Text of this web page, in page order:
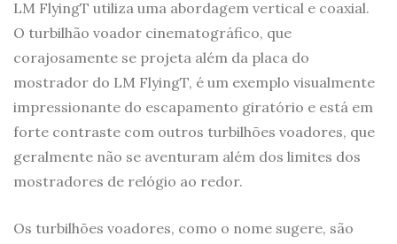
LM FlyingT utiliza uma abordagem vertical e coaxial.
O turbilhão voador cinematográfico, que
corajosamente se projeta além da placa do
mostrador do LM FlyingT, é um exemplo visualmente
impressionante do escapamento giratório e está em
forte contraste com outros turbilhões voadores, que
geralmente não se aventuram além dos limites dos
mostradores de relógio ao redor.
Os turbilhões voadores, como o nome sugere, são